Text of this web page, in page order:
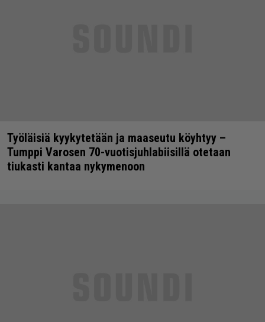
Työläisiä kyykytetään ja maaseutu köyhtyy –
Tumppi Varosen 70-vuotisjuhlabiisillä otetaan
tiukasti kantaa nykymenoon